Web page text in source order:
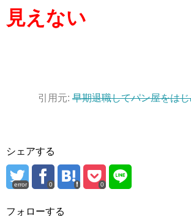
見えない
引用元: 早期退職してパン屋をは
シェアする
error 0 0
フォローする